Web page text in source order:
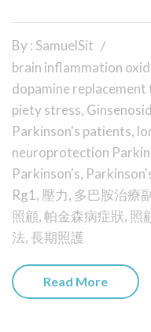
By : SamuelSit
brain inflammation
dopamine
piety stress,
Parkinson's patients,
neuroprotection
Parkinson's,
Rg1 , 壓力, 多巴胺治療
照顧,帕金森病症狀, 照
法,長期照護
Read More